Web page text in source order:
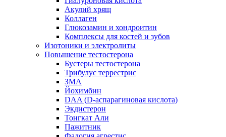
Акулий хрящ
Коллаген
Глюкозамин и хондроитин
Комплексы для костей и зубов
Изотоники и электролиты
Повышение тестостерона
Бустеры тестостерона
Трибулус террестрис
ЗМА
Йохимбин
DAA (D-аспарагиновая кислота)
Экдистерон
Тонгкат Али
Пажитник